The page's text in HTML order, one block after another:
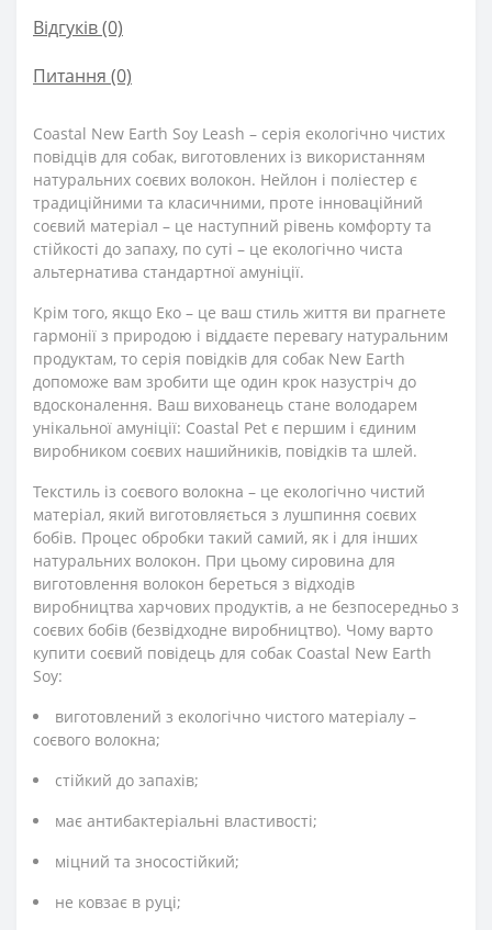
Відгуків (0)
Питання (0)
Coastal New Earth Soy Leash – серія екологічно чистих
повідців для собак, виготовлених із використанням
натуральних соєвих волокон. Нейлон і поліестер є
традиційними та класичними, проте інноваційний
соєвий матеріал – це наступний рівень комфорту та
стійкості до запаху, по суті – це екологічно чиста
альтернатива стандартної амуніції.
Крім того, якщо Еко – це ваш стиль життя ви прагнете
гармонії з природою і віддаєте перевагу натуральним
продуктам, то серія повідків для собак New Earth
допоможе вам зробити ще один крок назустріч до
вдосконалення. Ваш вихованець стане володарем
унікальної амуніції: Coastal Pet є першим і єдиним
виробником соєвих нашийників, повідків та шлей.
Текстиль із соєвого волокна – це екологічно чистий
матеріал, який виготовляється з лушпиння соєвих
бобів. Процес обробки такий самий, як і для інших
натуральних волокон. При цьому сировина для
виготовлення волокон береться з відходів
виробництва харчових продуктів, а не безпосередньо з
соєвих бобів (безвідходне виробництво). Чому варто
купити соєвий повідець для собак Coastal New Earth
Soy:
виготовлений з екологічно чистого матеріалу –
соєвого волокна;
стійкий до запахів;
має антибактеріальні властивості;
міцний та зносостійкий;
не ковзає в руці;